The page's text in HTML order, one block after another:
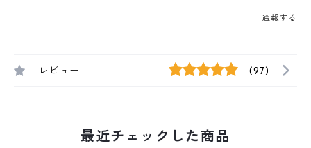
通報する
レビュー (97)
最近チェックした商品